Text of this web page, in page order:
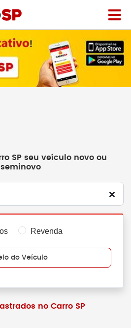
SP seu veículo novo ou
seminovo
Revenda
do Veículo
no Carro SP